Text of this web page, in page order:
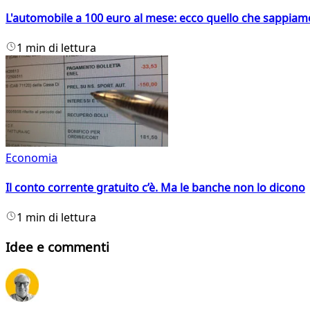
L'automobile a 100 euro al mese: ecco quello che
1 min di lettura
Economia
Il conto corrente gratuito c’è. Ma le banche non lo dicono
1 min di lettura
Idee e commenti